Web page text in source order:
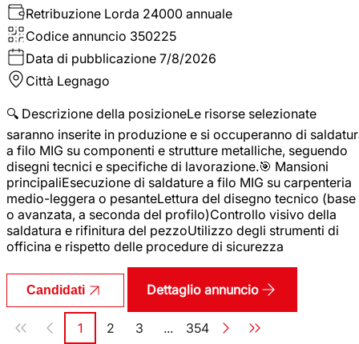
Retribuzione Lorda 24000 annuale
Codice annuncio 350225
Data di pubblicazione 7/8/2026
Città Legnago
🔍 Descrizione della posizioneLe risorse selezionate
saranno inserite in produzione e si occuperanno di
a filo MIG su componenti e strutture metalliche, seguendo
disegni tecnici e specifiche di lavorazione.🎯 Mansioni
principaliEsecuzione di saldature a filo MIG su carpenteria
medio-leggera o pesanteLettura del disegno tecnico (base
o avanzata, a seconda del profilo)Controllo visivo della
saldatura e rifinitura del pezzoUtilizzo degli strumenti di
officina e rispetto delle procedure di sicurezza
Candidati Dettaglio annuncio
Paginazione
Pagina
1 Pagina
2 Pagina
3 ... Pagina
354